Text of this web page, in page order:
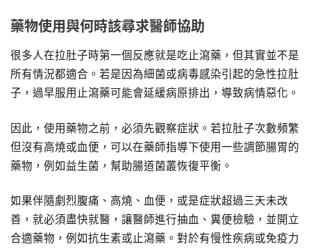
藥物使用與何時該尋求醫師協助
很多人在拉肚子時第一個反應就是吃止瀉藥，但其實並不是
所有情況都適合。若是因為細菌或病毒感染引起的急性拉肚
子，過早服用止瀉藥可能會延緩病原排出，導致病情惡化。
因此，使用藥物之前，必須先觀察症狀。若拉肚子次數頻繁
但沒有高燒或血便，可以在藥師指導下使用一些調節腸胃的
藥物，例如益生菌，幫助腸道菌叢恢復平衡。
如果伴隨劇烈腹痛、高燒、血便，或是症狀超過三天未改
善，就必須盡快就醫，讓醫師進行抽血、糞便檢驗，並開立
合適藥物，例如抗生素或止瀉藥。對於有慢性疾病或免疫力